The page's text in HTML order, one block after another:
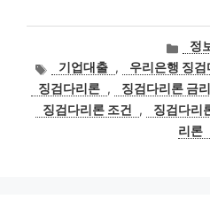
카
테
고
리
정
태
그
기업대출 , 우리은행 징검
징검다리론 , 징검다리론 금리
징검다리론 조건
, 징검다리
리론